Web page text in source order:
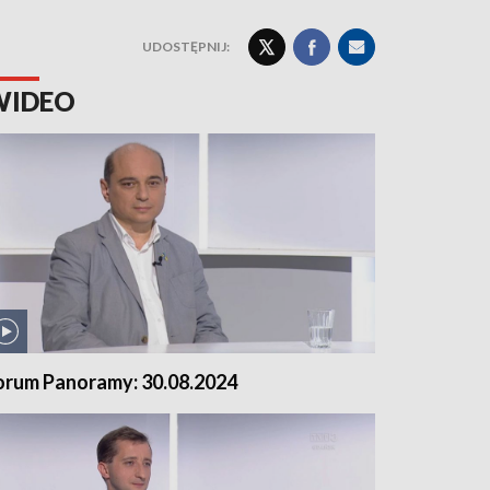
UDOSTĘPNIJ:
Panoramy: 30.08.2024